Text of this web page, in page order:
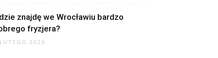
znajdę we Wrocławiu bardzo
fryzjera?
2026